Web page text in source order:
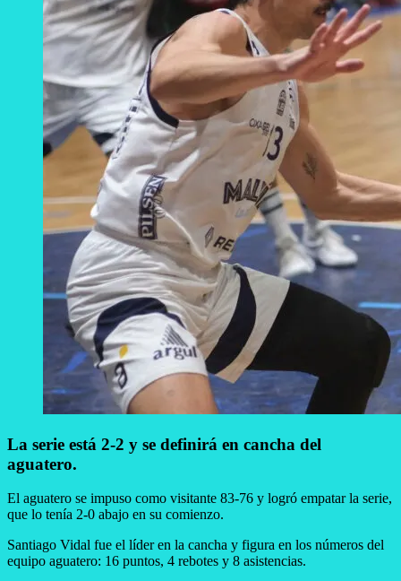
La serie está 2-2 y se definirá en cancha del
aguatero.
El aguatero se impuso como visitante 83-76 y logró empatar la serie,
que lo tenía 2-0 abajo en su comienzo.
Santiago Vidal fue el líder en la cancha y figura en los números del
equipo aguatero: 16 puntos, 4 rebotes y 8 asistencias.